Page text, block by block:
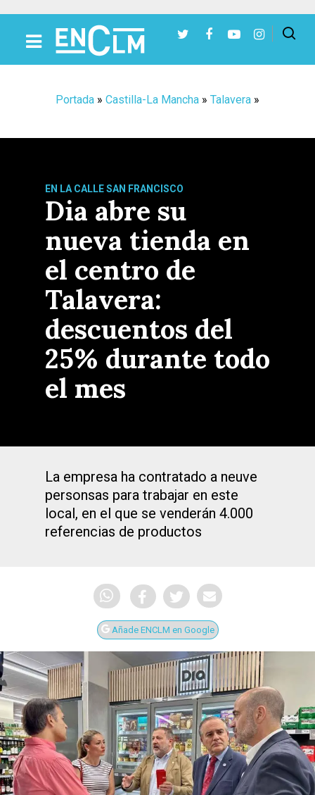
Portada » Castilla-La Mancha » Talavera »
EN LA CALLE SAN FRANCISCO
Dia abre su
nueva tienda en
el centro de
Talavera:
descuentos del
25% durante todo
el mes
La empresa ha contratado a neuve
personsas para trabajar en este
local, en el que se venderán 4.000
referencias de productos
Añade ENCLM en Google